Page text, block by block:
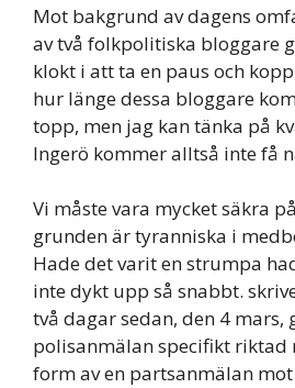
Mot bakgrund av dagens
av två folkpolitiska bloggare
klokt i att ta en paus och
hur länge dessa bloggare
topp, men jag kan tänka på
Ingerö kommer alltså inte få
Vi måste vara mycket säkra
grunden är tyranniska i
Hade det varit en strumpa
inte dykt upp så snabbt.
två dagar sedan, den 4 mars,
polisanmälan specifikt riktad
form av en partsanmälan mot